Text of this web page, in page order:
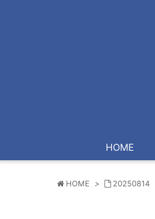
HOME
HOME > 20250814